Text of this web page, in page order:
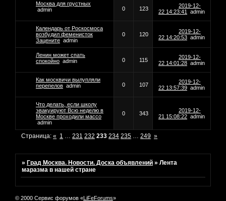
Москва для грустных
admin
0 123
2019-12-
22 14:23:41
admin
Календарь от Роскосмоса
возбудил феменисток
Зацените admin
0 120
2019-12-
22 14:20:53 admin
Ленин может спать
спокойно admin 0 115
2019-12-
22 14:01:28 admin
Как москвичи вылупляли
перепелов admin 0 107
2019-12-
22 13:57:39 admin
Что делать, если школу
эвакуируют Всю неделю в
Москве проходили массо
admin
0 343
2019-12-
21 15:08:22 admin
Страница:« 1 … 231 232 233 234 235 … 249 »
»Град Москва. Новости. Доска объявлений »Лента
маразма в нашей стране
© 2000 Сервис форумов «LiFeForums»